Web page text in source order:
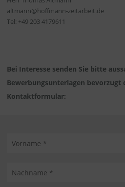
altmann@hoffmann-zeitarbeit.de
Tel: +49 203 4179611
Bei Interesse senden Sie bitte
Bewerbungsunterlagen bevorzugt
Kontaktformular: